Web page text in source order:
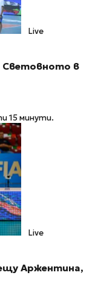
Live
Световното в
15 минути.
Live
Аржентина,